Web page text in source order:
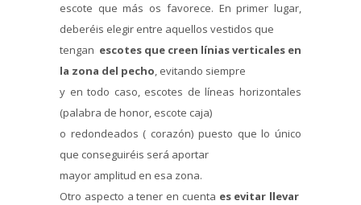
escote que más os favorece. En primer lugar,
deberéis elegir entre aquellos vestidos que
tengan escotes que creen línias verticales en
la zona del pecho, evitando siempre
y en todo caso, escotes de líneas horizontales
(palabra de honor, escote caja)
o redondeados ( corazón) puesto que lo único
que conseguiréis será aportar
mayor amplitud en esa zona.
Otro aspecto a tener en cuenta es evitar llevar